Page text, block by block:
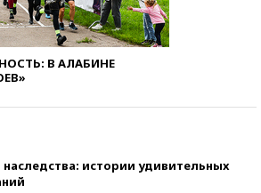
В АЛАБИНЕ
наследства: истории удивительных